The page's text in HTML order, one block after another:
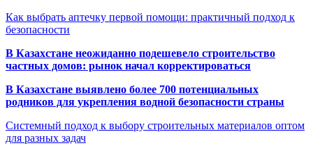
Как выбрать аптечку первой помощи: практичный подход к
безопасности
В Казахстане неожиданно подешевело строительство
частных домов: рынок начал корректироваться
В Казахстане выявлено более 700 потенциальных
родников для укрепления водной безопасности страны
Системный подход к выбору строительных материалов оптом
для разных задач